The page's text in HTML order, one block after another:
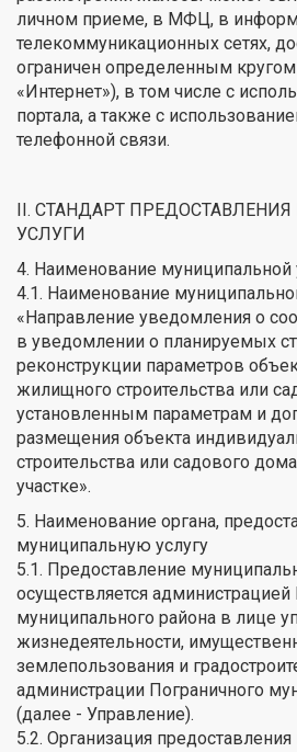
личном приеме, в МФЦ, в
телекоммуникационных сетях,
ограничен определенным
«Интернет»), в том числе с
портала, а также с
телефонной связи.
II. СТАНДАРТ
УСЛУГИ
4. Наименование муниципальной
4.1. Наименование
«Направление уведомления о
в уведомлении о планируемых
реконструкции параметров
жилищного строительства или
установленным параметрам и
размещения объекта
строительства или садового
участке».
5. Наименование органа,
муниципальную услугу
5.1. Предоставление
осуществляется администрацией
муниципального района в лице
жизнедеятельности,
землепользования и
администрации Пограничного
(далее - Управление).
5.2. Организация